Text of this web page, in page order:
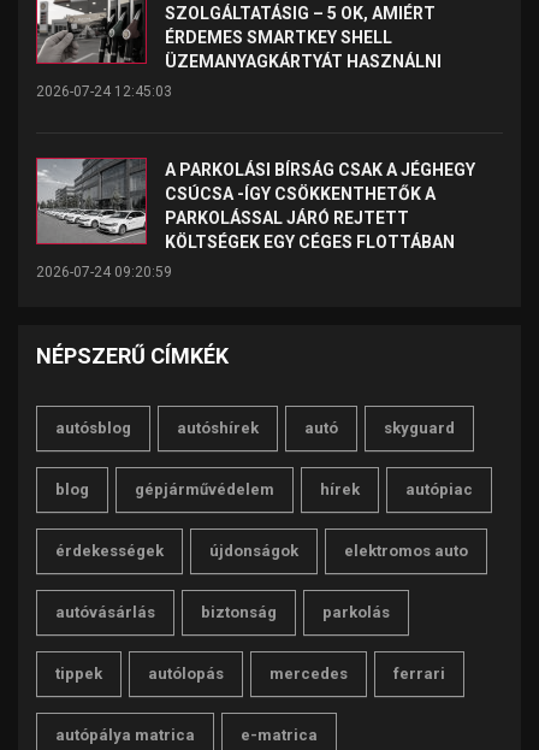
SZOLGÁLTATÁSIG – 5 OK, AMIÉRT
ÉRDEMES SMARTKEY SHELL
ÜZEMANYAGKÁRTYÁT HASZNÁLNI
2026-07-24 12:45:03
A PARKOLÁSI BÍRSÁG CSAK A JÉGHEGY
CSÚCSA -ÍGY CSÖKKENTHETŐK A
PARKOLÁSSAL JÁRÓ REJTETT
KÖLTSÉGEK EGY CÉGES FLOTTÁBAN
2026-07-24 09:20:59
NÉPSZERŰ CÍMKÉK
autósblog autóshírek autó skyguard
blog gépjárművédelem hírek autópiac
érdekességek újdonságok elektromos auto
autóvásárlás biztonság parkolás
tippek autólopás mercedes ferrari
autópálya matrica e-matrica